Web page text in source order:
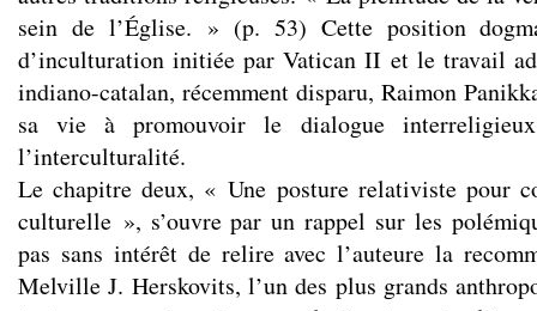
sein de l’Église. » (p. 53) Cette position
d’inculturation initiée par Vatican II et le travail
indiano-catalan, récemment disparu, Raimon
sa vie à promouvoir le dialogue
l’interculturalité.
Le chapitre deux, « Une posture relativiste pour
culturelle », s’ouvre par un rappel sur les
pas sans intérêt de relire avec l’auteure la
Melville J. Herskovits, l’un des plus grands